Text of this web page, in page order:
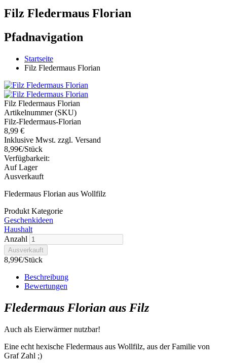
Filz Fledermaus Florian
Pfadnavigation
Startseite
Filz Fledermaus Florian
Filz Fledermaus Florian
Artikelnummer (SKU)
Filz-Fledermaus-Florian
8,99 €
Inklusive Mwst. zzgl. Versand
8,99€/Stück
Verfügbarkeit:
Auf Lager
Ausverkauft
Fledermaus Florian aus Wollfilz
Produkt Kategorie
Geschenkideen
Haushalt
Anzahl
8,99€/Stück
Beschreibung
Bewertungen
Fledermaus Florian aus Filz
Auch als Eierwärmer nutzbar!
Eine echt hexische Fledermaus aus Wollfilz, aus der Familie von
Graf Zahl ;)